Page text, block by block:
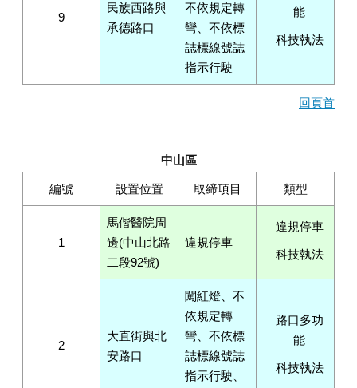
9
民族西路與
承德路口
不依規定轉
彎、不依標
誌標線號誌
指示行駛
能
科技執法
回頁首
中山區
編號 設置位置 取締項目 類型
1
馬偕醫院周
邊(中山北路
二段92號)
違規停車
違規停車
科技執法
2
大直街與北
安路口
闖紅燈、不
依規定轉
彎、不依標
誌標線號誌
指示行駛、
路口多功
能
科技執法